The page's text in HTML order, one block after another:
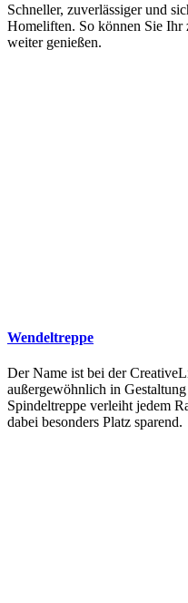
Schneller, zuverlässiger und
Homeliften. So können Sie Ihr
weiter genießen.
Wendeltreppe
Der Name ist bei der
außergewöhnlich in
Spindeltreppe verleiht jedem
dabei besonders Platz sparend.